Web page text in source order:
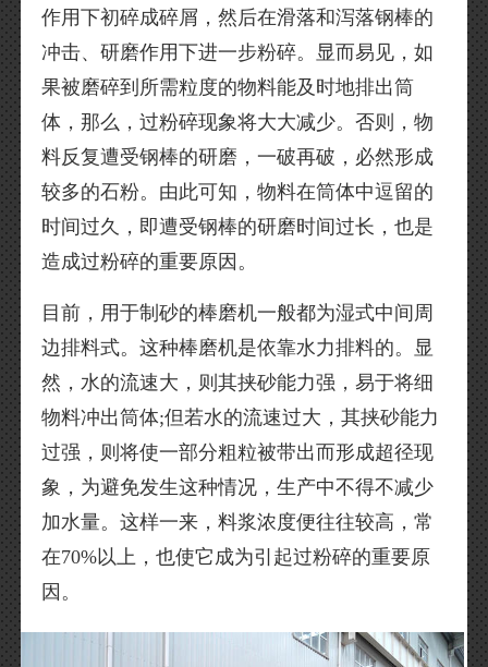
作用下初碎成碎屑，然后在滑落和泻落钢棒的
冲击、研磨作用下进一步粉碎。显而易见，如
果被磨碎到所需粒度的物料能及时地排出筒
体，那么，过粉碎现象将大大减少。否则，物
料反复遭受钢棒的研磨，一破再破，必然形成
较多的石粉。由此可知，物料在筒体中逗留的
时间过久，即遭受钢棒的研磨时间过长，也是
造成过粉碎的重要原因。
目前，用于制砂的棒磨机一般都为湿式中间周
边排料式。这种棒磨机是依靠水力排料的。显
然，水的流速大，则其挟砂能力强，易于将细
物料冲出筒体;但若水的流速过大，其挟砂能力
过强，则将使一部分粗粒被带出而形成超径现
象，为避免发生这种情况，生产中不得不减少
加水量。这样一来，料浆浓度便往往较高，常
在70%以上，也使它成为引起过粉碎的重要原
因。